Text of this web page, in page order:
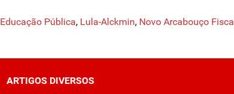
Educação Pública, Lula-Alckmin, Novo Arcabouço Fiscal
ARTIGOS DIVERSOS